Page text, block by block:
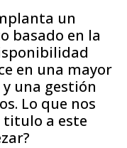
un
basado en la
en una mayor
una gestión
Lo que nos
titulo a este